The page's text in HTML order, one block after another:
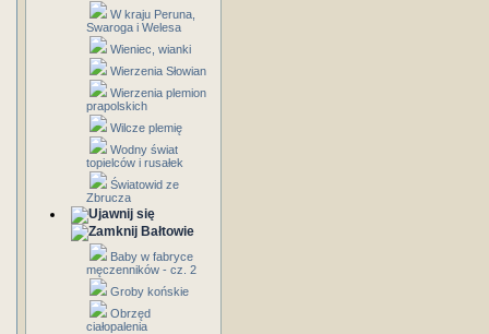
W kraju Peruna,
Swaroga i Welesa
Wieniec, wianki
Wierzenia Słowian
Wierzenia plemion
prapolskich
Wilcze plemię
Wodny świat
topielców i rusałek
Światowid ze
Zbrucza
Bałtowie
Baby w fabryce
męczenników - cz. 2
Groby końskie
Obrzęd
ciałopalenia